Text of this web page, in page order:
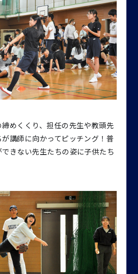
めくくり、担任の先生や教頭先
講師に向かってピッチング！普
きない先生たちの姿に子供たち